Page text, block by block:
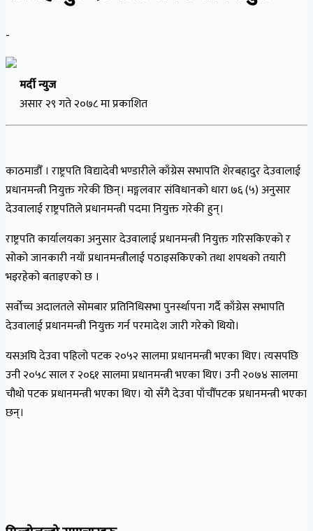
-
मर्दी न्युज
असार २९ गते २०७८ मा प्रकाशित
काठमाडौँ । राष्ट्रपति विद्यादेवी भण्डारीले काँग्रेस सभापति शेरबहादुर देउवालाई
प्रधानमन्त्री नियुक्त गरेकी छिन्। मङ्गलवार संविधानको धारा ७६ (५) अनुसार
देउवालाई राष्ट्रपतिले प्रधानमन्त्री पदमा नियुक्त गरेकी हुन्।
राष्ट्रपति कार्यालयका अनुसार देउवालाई प्रधानमन्त्री नियुक्त गरिसकिएको र
सोको जानकारी नयाँ प्रधानमन्त्रीलाई पठाइसकिएको तथा शपथको तयारी
भइरहेको बताइएको छ ।
सर्वोच्च अदालतले सोमबार प्रतिनिधिसभा पुनर्स्थापना गर्दै काँग्रेस सभापति
देउवालाई प्रधानमन्त्री नियुक्त गर्न परमादेश जारी गरेको थियो।
यसअघि देउवा पहिलो पटक २०५२ सालमा प्रधानमन्त्री भएका थिए। त्यसपछि
उनी २०५८ साल र २०६१ सालमा प्रधानमन्त्री भएका थिए। उनी २०७४ सालमा
चौथो पटक प्रधानमन्त्री भएका थिए। यो सँगै देउवा पाँचौँपटक प्रधानमन्त्री भएका
छन्।